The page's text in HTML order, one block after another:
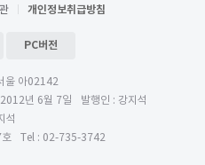
개인정보취급방침
PC버전
울 아02142
년 6월 7일
발행인 : 강지석
석
Tel : 02-735-3742